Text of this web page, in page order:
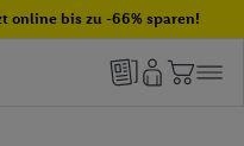
online bis zu -66% sparen!